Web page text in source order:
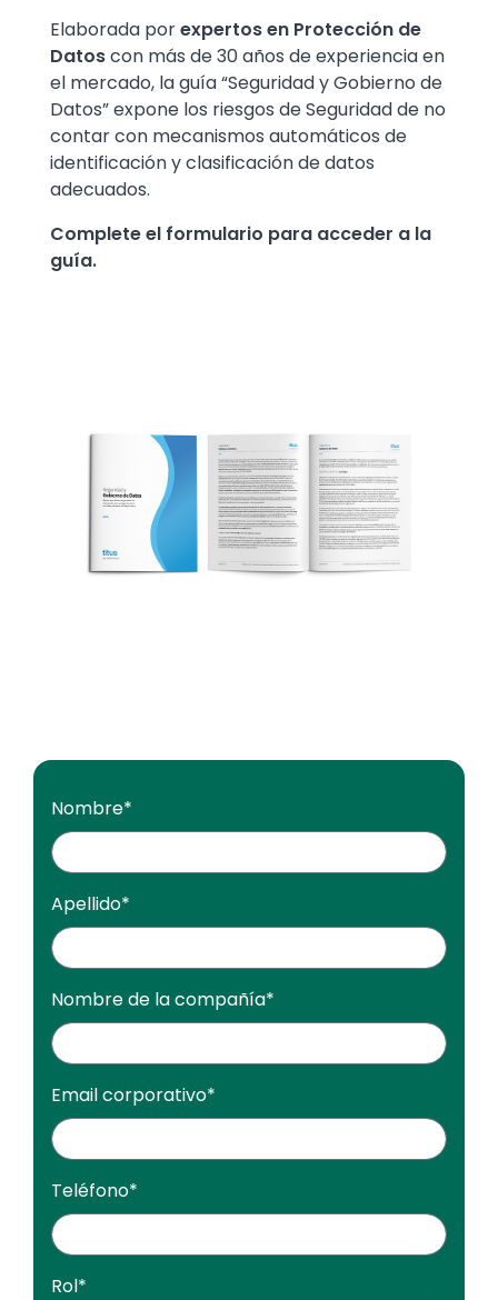
Nombre*
Apellido*
Nombre de la compañía*
Email corporativo*
Teléfono*
Rol*
Elaborada porexpertos en Protección de
Datoscon más de 30 años de experiencia en
el mercado, la guía “Seguridad y Gobierno de
Datos” expone los riesgos de Seguridad de no
contar con mecanismos automáticos de
identificación y clasificación de datos
adecuados.
Complete el formulario para acceder a la
guía.
Image